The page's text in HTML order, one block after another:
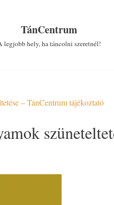
TánCentrum
legjobb hely, ha táncolni szeretnél!
– TánCentrum tájékoztató